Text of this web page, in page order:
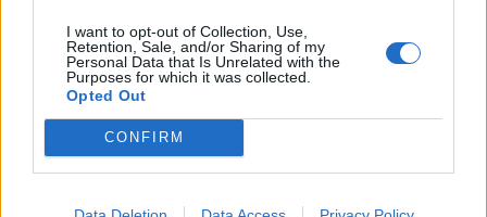
I want to opt-out of Collection, Use,
Retention, Sale, and/or Sharing of my
Personal Data that Is Unrelated with the
Purposes for which it was collected.
Opted Out
CONFIRM